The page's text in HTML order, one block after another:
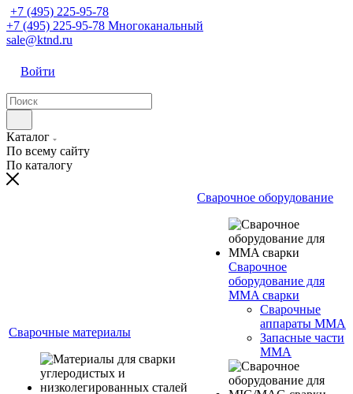
+7 (495) 225-95-78
+7 (495) 225-95-78 Многоканальный
sale@ktnd.ru
Войти
Каталог
По всему сайту
По каталогу
Сварочные материалы
Сварочное оборудование
Сварочное
оборудование для
MMA сварки
Сварочные
аппараты MMA
Запасные части
MMA